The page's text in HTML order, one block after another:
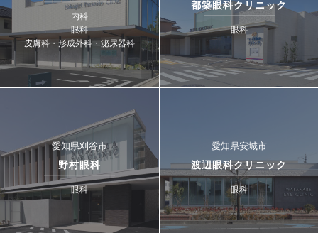
内科
眼科
皮膚科・形成外科・泌尿器科
都築眼科クリニック
眼科
愛知県刈谷市
野村眼科
眼科
愛知県安城市
渡辺眼科クリニック
眼科